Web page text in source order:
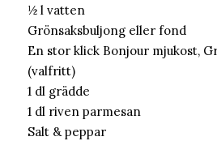
½ l vatten
Grönsaksbuljong eller fond
En stor klick Bonjour mjukost,
(valfritt)
1 dl grädde
1 dl riven parmesan
Salt & peppar